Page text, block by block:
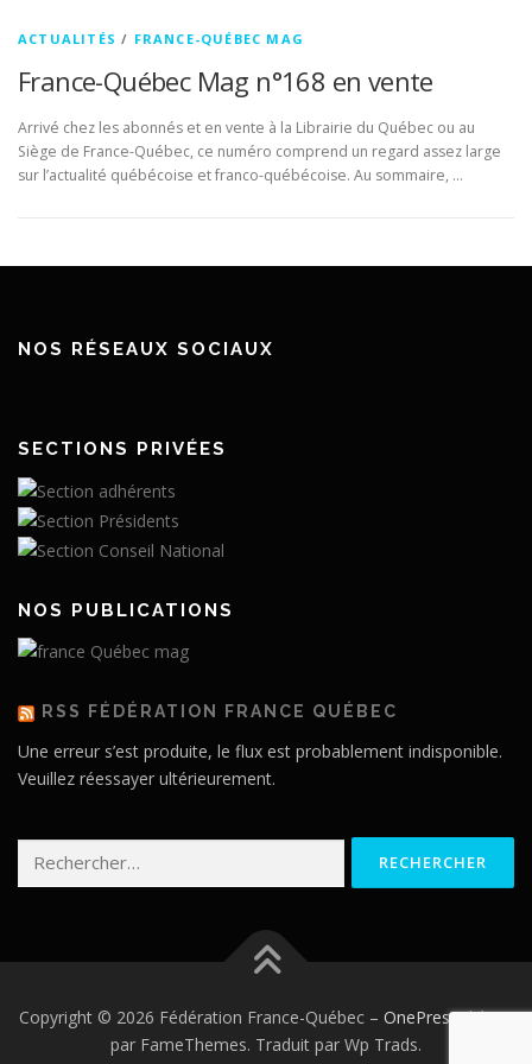
ACTUALITÉS / FRANCE-QUÉBEC MAG
France-Québec Mag n°168 en vente
Arrivé chez les abonnés et en vente à la Librairie du Québec ou au
Siège de France-Québec, ce numéro comprend un regard assez large
sur l’actualité québécoise et franco-québécoise. Au sommaire, …
NOS RÉSEAUX SOCIAUX
SECTIONS PRIVÉES
NOS PUBLICATIONS
RSS FÉDÉRATION FRANCE QUÉBEC
Une erreur s’est produite, le flux est probablement indisponible.
Veuillez réessayer ultérieurement.
Rechercher :
Copyright © 2026 Fédération France-Québec – OnePressthème
par FameThemes. Traduit par Wp Trads.